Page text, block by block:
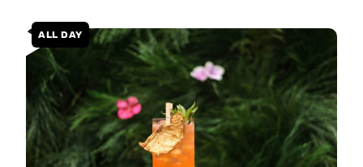
ALL DAY